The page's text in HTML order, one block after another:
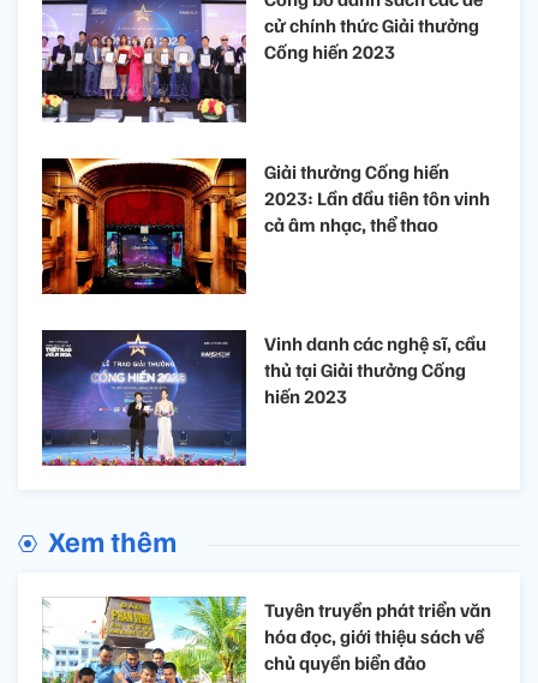
cử chính thức Giải thưởng
Cống hiến 2023
Giải thưởng Cống hiến
2023: Lần đầu tiên tôn vinh
cả âm nhạc, thể thao
Vinh danh các nghệ sĩ, cầu
thủ tại Giải thưởng Cống
hiến 2023
Xem thêm
Tuyên truyền phát triển văn
hóa đọc, giới thiệu sách về
chủ quyền biển đảo